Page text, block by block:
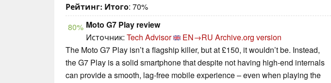
Рейтинг: Итого: 70%
80% Moto G7 Play review
Источник: Tech Advisor EN→RU Archive.org version
The Moto G7 Play isn’t a flagship killer, but at £150, it wouldn’t be. Instead,
the G7 Play is a solid smartphone that despite not having high-end internals
can provide a smooth, lag-free mobile experience – even when playing the